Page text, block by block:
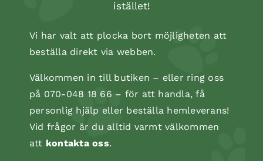
istället!
Vi har valt att plocka bort möjligheten att
beställa direkt via webben.
Välkommen in till butiken – eller ring oss
på 070-048 18 66 – för att handla, få
personlig hjälp eller beställa hemleverans!
Vid frågor är du alltid varmt välkommen
att kontakta oss.